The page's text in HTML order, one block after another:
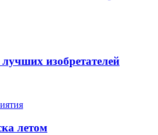
изобретателей
летом